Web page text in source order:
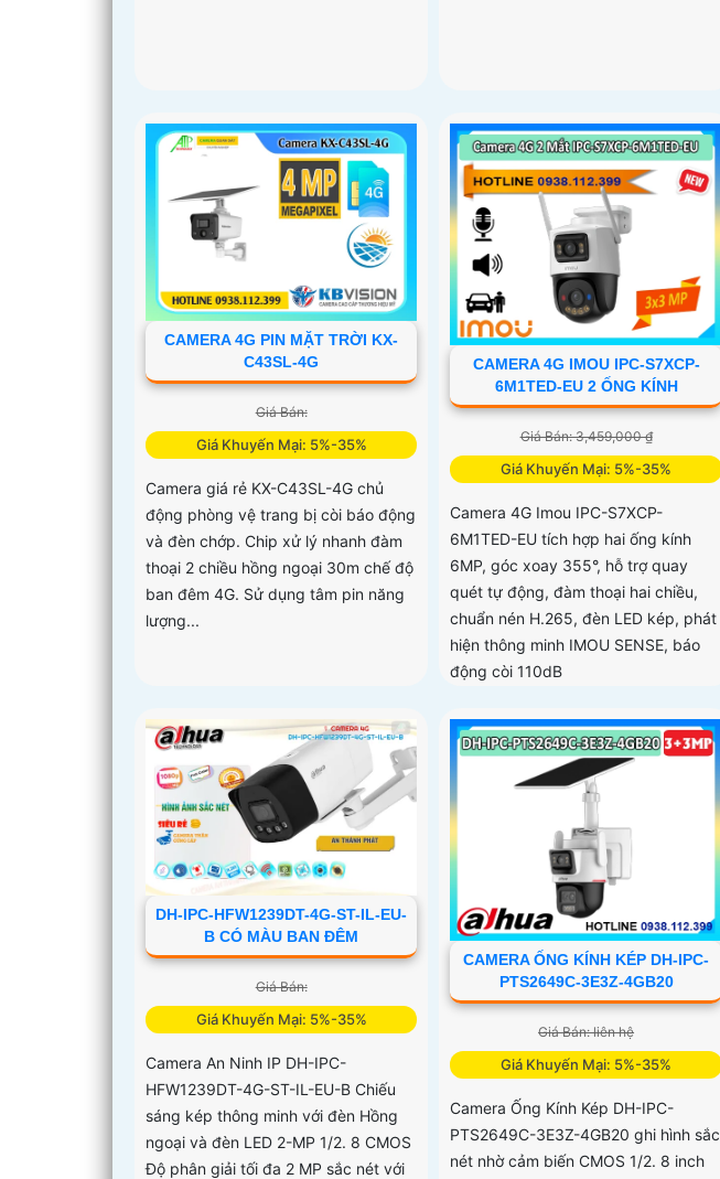
CAMERA 4G PIN MẶT TRỜI KX-
C43SL-4G
Giá Bán:
Giá Khuyến Mại: 5%-35%
Camera giá rẻ KX-C43SL-4G chủ
động phòng vệ trang bị còi báo động
và đèn chớp. Chip xử lý nhanh đàm
thoại 2 chiều hồng ngoại 30m chế độ
ban đêm 4G. Sử dụng tâm pin năng
lượng...
CAMERA 4G IMOU IPC-S7XCP-
6M1TED-EU 2 ỐNG KÍNH
Giá Bán: 3,459,000 ₫
Giá Khuyến Mại: 5%-35%
Camera 4G Imou IPC-S7XCP-
6M1TED-EU tích hợp hai ống kính
6MP, góc xoay 355°, hỗ trợ quay
quét tự động, đàm thoại hai chiều,
chuẩn nén H.265, đèn LED kép, phát
hiện thông minh IMOU SENSE, báo
động còi 110dB
DH-IPC-HFW1239DT-4G-ST-IL-EU-
B CÓ MÀU BAN ĐÊM
Giá Bán:
Giá Khuyến Mại: 5%-35%
Camera An Ninh IP DH-IPC-
HFW1239DT-4G-ST-IL-EU-B Chiếu
sáng kép thông minh với đèn Hồng
ngoại và đèn LED 2-MP 1/2. 8 CMOS
Độ phân giải tối đa 2 MP sắc nét với
CAMERA ỐNG KÍNH KÉP DH-IPC-
PTS2649C-3E3Z-4GB20
Giá Bán: liên hệ
Giá Khuyến Mại: 5%-35%
Camera Ống Kính Kép DH-IPC-
PTS2649C-3E3Z-4GB20 ghi hình sắc
nét nhờ cảm biến CMOS 1/2. 8 inch